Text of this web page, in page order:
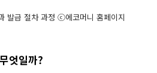
발급 절차 과정 ⓒ에코머니 홈페이지
엇일까?